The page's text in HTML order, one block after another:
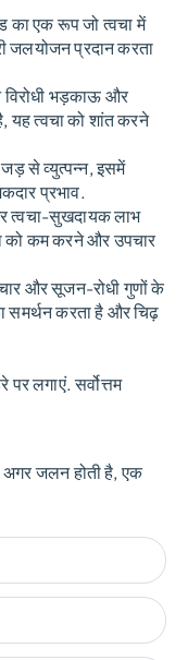
का एक रूप जो त्वचा में
जलयोजन प्रदान करता
भड़काऊ और
यह त्वचा को शांत करने
से व्युत्पन्न, इसमें
प्रभाव.
त्वचा-सुखदायक लाभ
को कम करने और उपचार
और सूजन-रोधी गुणों के
समर्थन करता है और चिढ़
लगाएं. सर्वोत्तम
जलन होती है, एक